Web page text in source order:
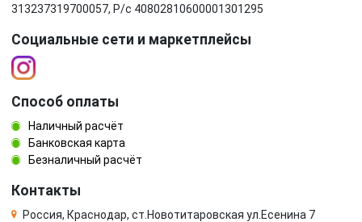
313237319700057, Р/c 40802810600001301295
Социальные сети и маркетплейсы
Способ оплаты
Наличный расчёт
Банковская карта
Безналичный расчёт
Контакты
Россия, Краснодар, ст.Новотитаровская ул.Есенина 7